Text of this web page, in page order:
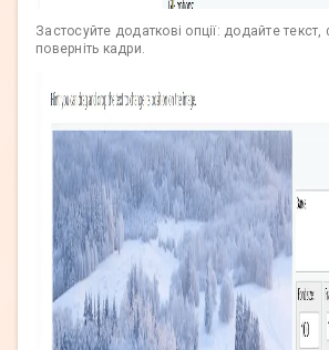
Застосуйте додаткові опції: додайте текст,
поверніть кадри.